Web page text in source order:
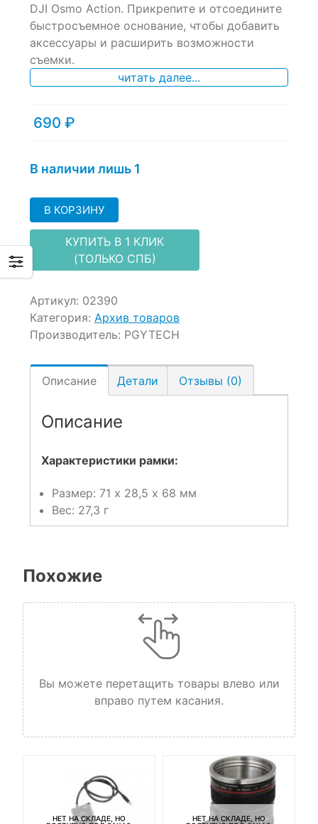
ratings
DJI Osmo Action. Прикрепите и отсоедините
быстросъемное основание, чтобы добавить
аксессуары и расширить возможности
съемки.
читать далее...
690 ₽
В наличии лишь 1
В КОРЗИНУ
КУПИТЬ В 1 КЛИК
(ТОЛЬКО СПБ)
Артикул: 02390
Категория: Архив товаров
Производитель: PGYTECH
Описание Детали Отзывы (0)
Описание
Характеристики рамки:
Размер: 71 х 28,5 х 68 мм
Вес: 27,3 г
Похожие
Вы можете перетащить товары влево или
вправо путем касания.
НЕТ НА СКЛАДЕ, НО
НЕТ НА СКЛАДЕ, НО